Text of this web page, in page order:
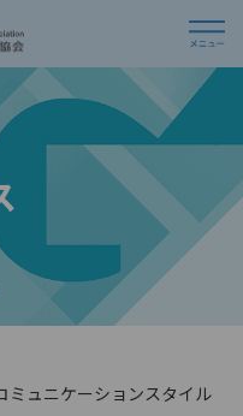
ミュニケーションスタイル